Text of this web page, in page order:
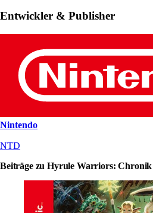
Entwickler & Publisher
Nintendo
NTD
Beiträge zu Hyrule Warriors: Chronik